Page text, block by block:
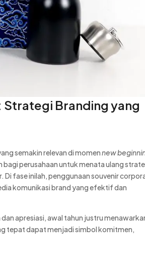
Strategi Branding yang
semakin relevan di momennew
perusahaan untuk menata ulang
Di fase inilah, penggunaan souvenir
komunikasi brand yang efektif dan
apresiasi, awal tahun justru
tepat dapat menjadi simbol komitmen,